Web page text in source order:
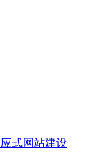
式网站建设